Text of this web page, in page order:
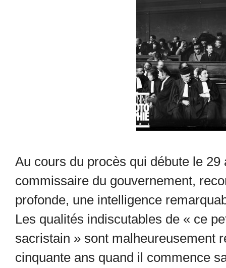
Au cours du procès qui débute le
commissaire du gouvernement,
profonde, une intelligence
Les qualités indiscutables de « ce
sacristain » sont malheureusement
cinquante ans quand il commence